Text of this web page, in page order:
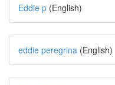
Eddie p (English)
eddie peregrina (English)